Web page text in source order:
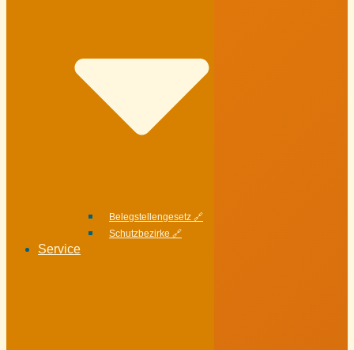
Belegstellengesetz 🔗
Schutzbezirke 🔗
Service